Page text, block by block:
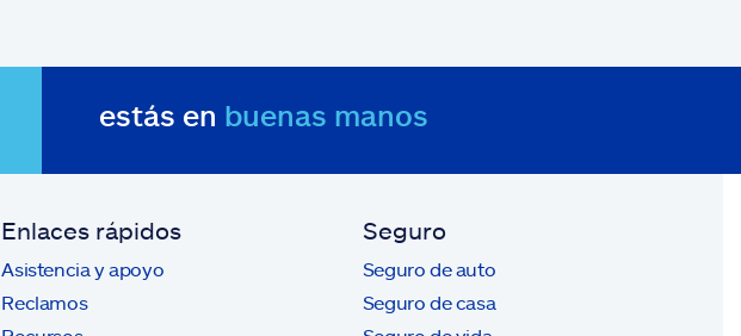
estás en buenas manos
Enlaces rápidos
Asistencia y apoyo
Reclamos
Seguro
Seguro de auto
Seguro de casa